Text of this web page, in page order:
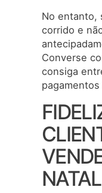
No entanto,
corrido e
Converse
consiga
NATAL